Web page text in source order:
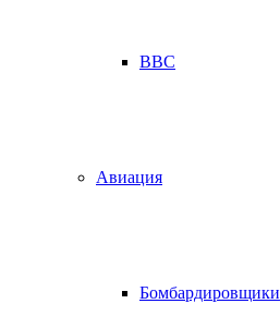
ВВС
Авиация
Бомбардировщики